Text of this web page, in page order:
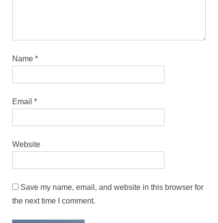
Name *
Email *
Website
Save my name, email, and website in this browser for
the next time I comment.